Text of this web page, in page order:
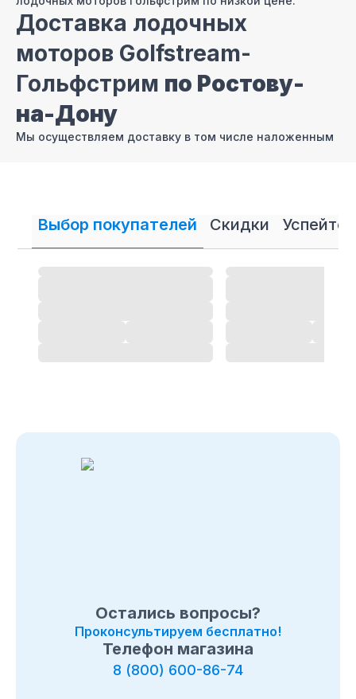
Доставка лодочных
моторов Golfstream-
Гольфстрим по Ростову-
на-Дону
Мы осуществляем доставку в том числе наложенным
моторов Golfstream-
Гольфстрим в Ростове-на-
Дону в кредит и рассрочку
В нашем интернет магазине осуществляется
лодочных моторов Golfstream-Гольфстрим
в кредит
Выбор покупателей Скидки Успейте
Остались вопросы?
Проконсультируем бесплатно!
Телефон магазина
8 (800) 600-86-74